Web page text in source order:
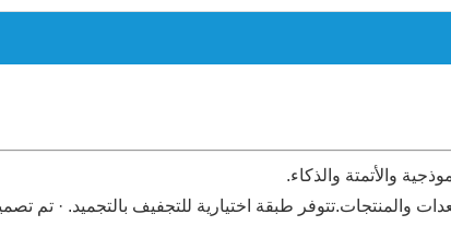
والأتمتة والذكاء.
والمنتجات.تتوفر طبقة اختيارية للتجفيف بالتجميد. · تم